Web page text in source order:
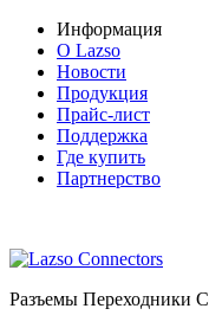
Информация
О Lazso
Новости
Продукция
Прайс-лист
Поддержка
Где купить
Партнерство
Разъемы Переходники